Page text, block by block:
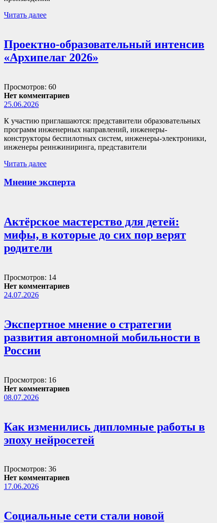
Читать далее
Проектно-образовательный интенсив
«Архипелаг 2026»
Просмотров: 60
Нет комментариев
25.06.2026
К участию приглашаются: представители образовательных
программ инженерных направлений, инженеры-
конструкторы беспилотных систем, инженеры-электроники,
инженеры реинжиниринга, представители
Читать далее
Мнение эксперта
Актёрское мастерство для детей:
мифы, в которые до сих пор верят
родители
Просмотров: 14
Нет комментариев
24.07.2026
Экспертное мнение о стратегии
развития автономной мобильности в
России
Просмотров: 16
Нет комментариев
08.07.2026
Как изменились дипломные работы в
эпоху нейросетей
Просмотров: 36
Нет комментариев
17.06.2026
Социальные сети стали новой